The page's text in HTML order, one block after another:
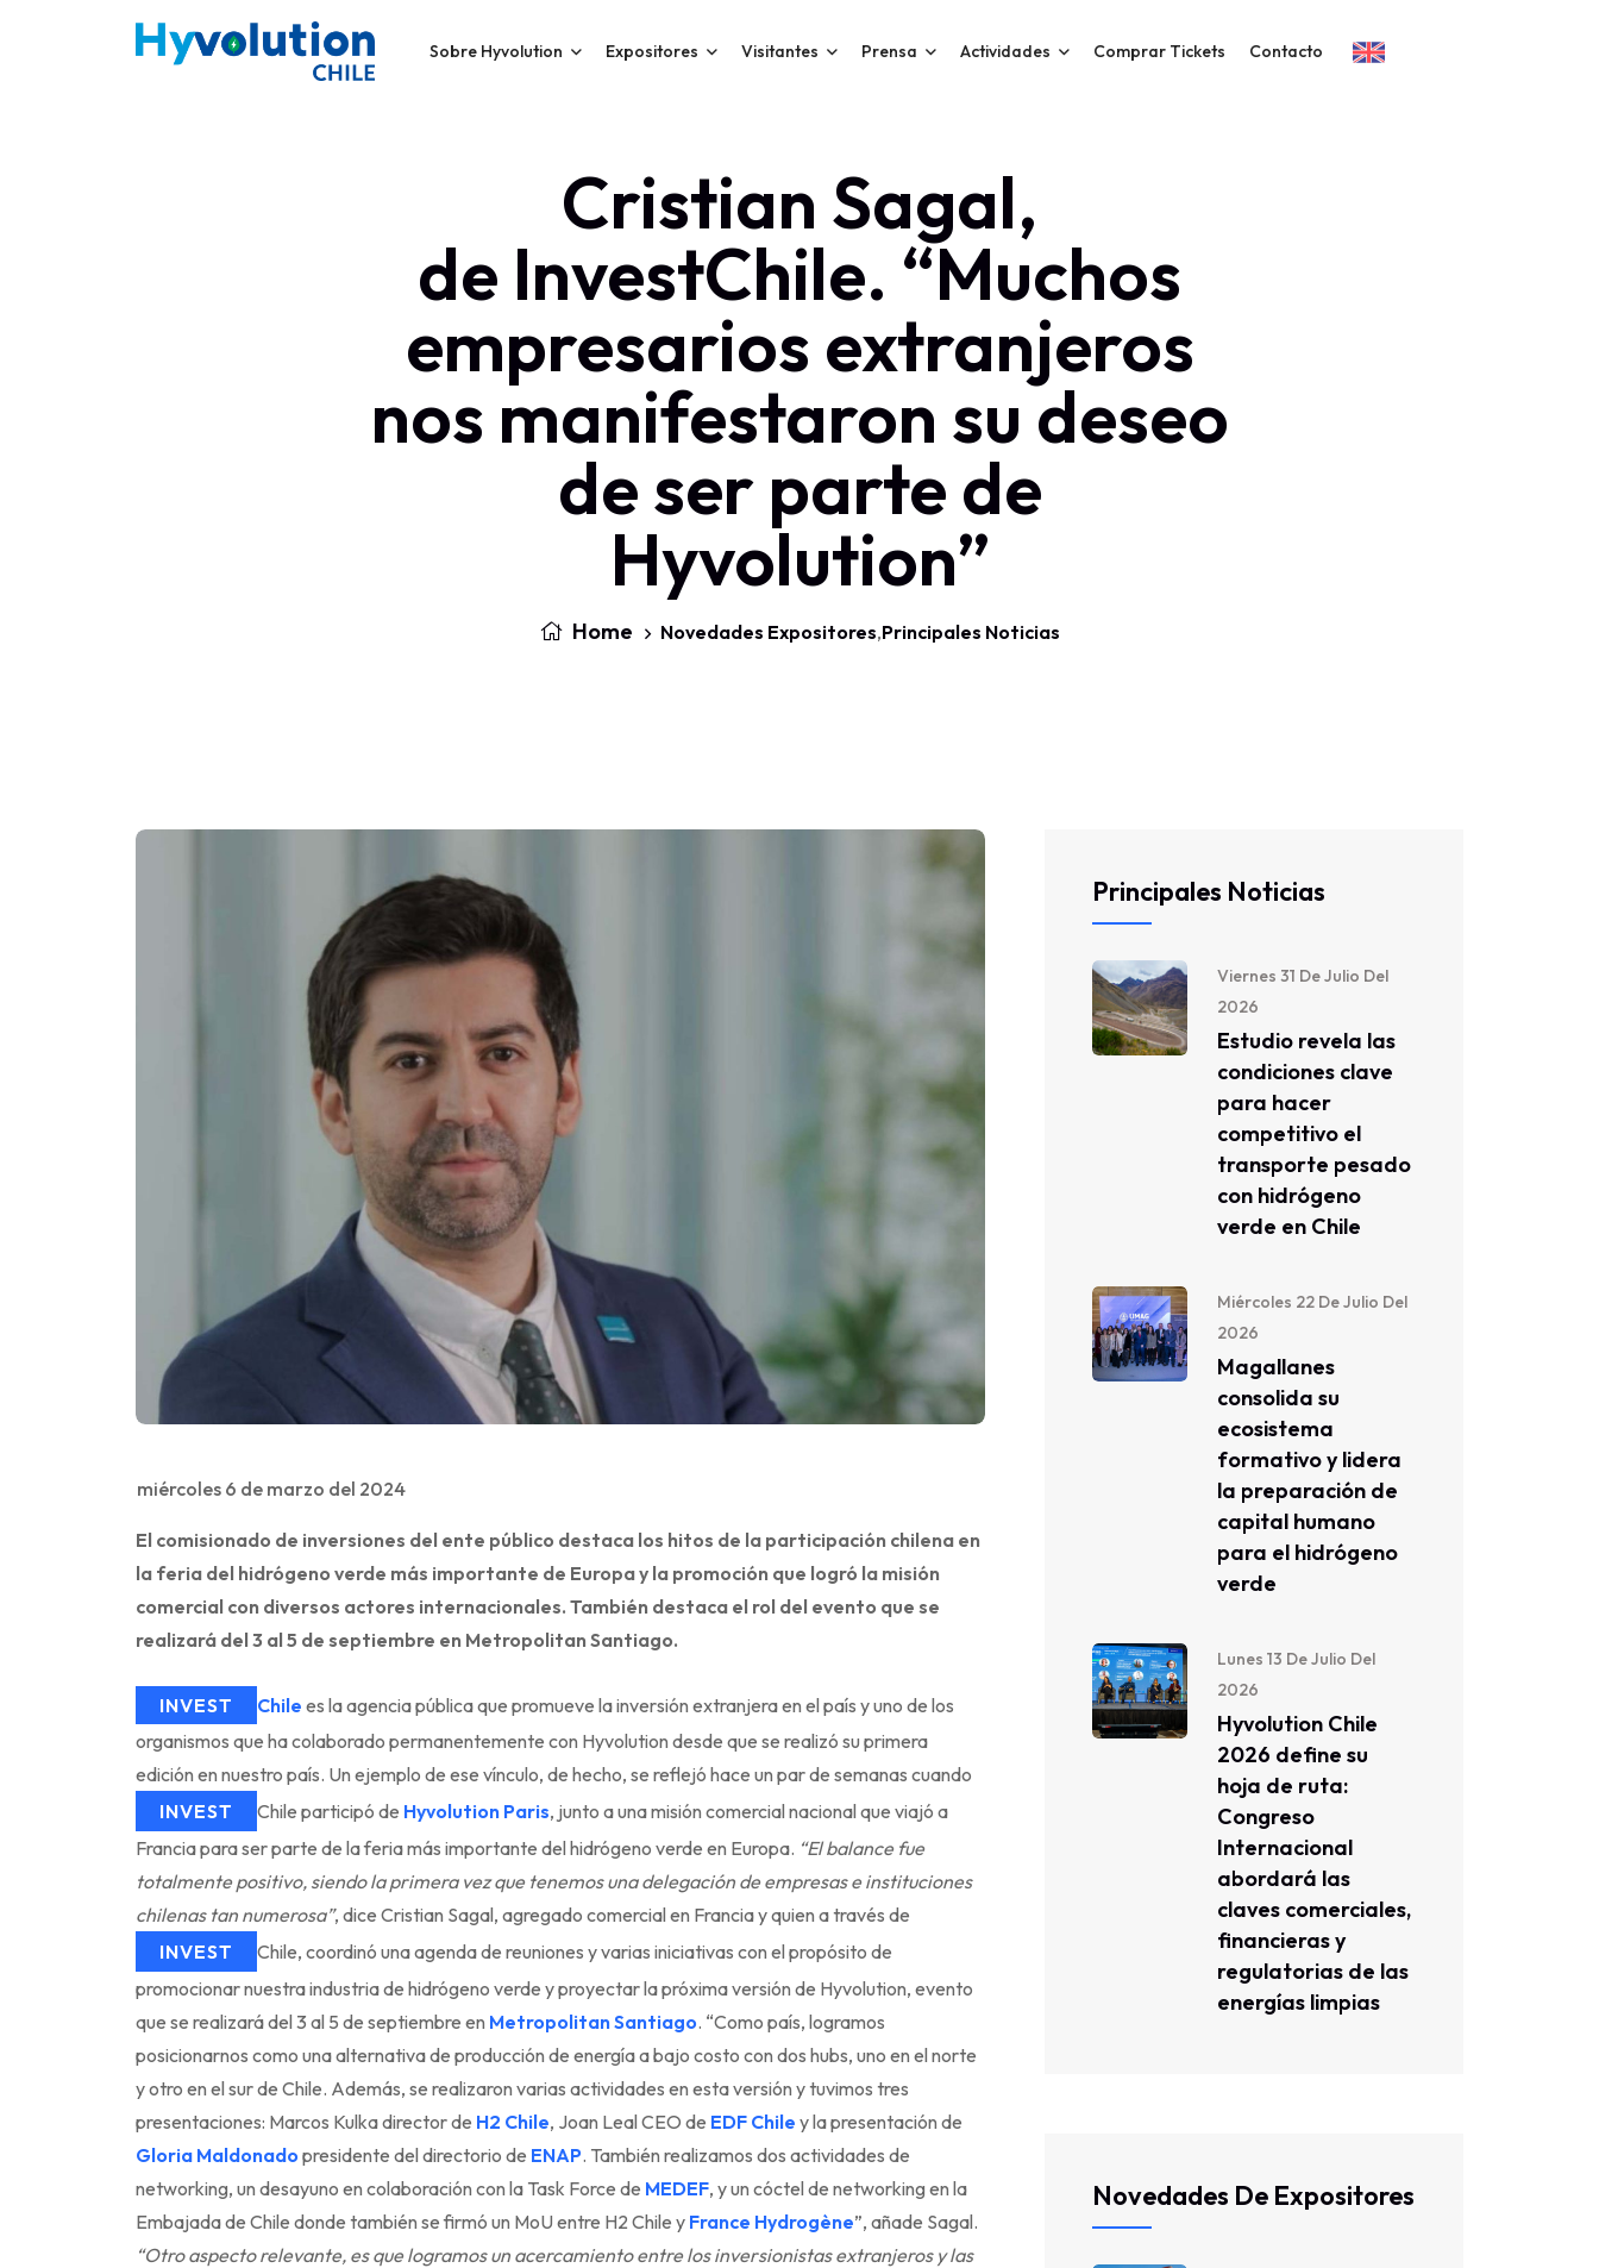
Sobre Hyvolution Expositores Visitantes Prensa Actividades Comprar Tickets Contacto
Cristian Sagal,
de InvestChile. “Muchos
empresarios extranjeros
nos manifestaron su deseo
de ser parte de
Hyvolution”
Home Novedades Expositores,Principales Noticias
miércoles 6 de marzo del 2024
El comisionado de inversiones del ente público destaca los hitos de la participación chilena en
la feria del hidrógeno verde más importante de Europa y la promoción que logró la misión
comercial con diversos actores internacionales. También destaca el rol del evento que se
realizará del 3 al 5 de septiembre en Metropolitan Santiago.
INVEST Chile es la agencia pública que promueve la inversión extranjera en el país y uno de los
organismos que ha colaborado permanentemente con Hyvolution desde que se realizó su primera
edición en nuestro país. Un ejemplo de ese vínculo, de hecho, se reflejó hace un par de semanas cuando
INVEST
Chile participó de Hyvolution Paris, junto a una misión comercial nacional que viajó a
Francia para ser parte de la feria más importante del hidrógeno verde en Europa. “El balance fue
totalmente positivo, siendo la primera vez que tenemos una delegación de empresas e instituciones
chilenas tan numerosa”, dice Cristian Sagal, agregado comercial en Francia y quien a través de
INVEST
Chile, coordinó una agenda de reuniones y varias iniciativas con el propósito de
promocionar nuestra industria de hidrógeno verde y proyectar la próxima versión de Hyvolution, evento
que se realizará del 3 al 5 de septiembre en Metropolitan Santiago. “Como país, logramos
posicionarnos como una alternativa de producción de energía a bajo costo con dos hubs, uno en el norte
y otro en el sur de Chile. Además, se realizaron varias actividades en esta versión y tuvimos tres
presentaciones: Marcos Kulka director de H2 Chile, Joan Leal CEO de EDF Chile y la presentación de
Gloria Maldonado presidente del directorio de ENAP. También realizamos dos actividades de
networking, un desayuno en colaboración con la Task Force de MEDEF, y un cóctel de networking en la
Embajada de Chile donde también se firmó un MoU entre H2 Chile y France Hydrogène”, añade Sagal.
“Otro aspecto relevante, es que logramos un acercamiento entre los inversionistas extranjeros y las
Principales Noticias
Viernes 31 De Julio Del
2026
Estudio revela las
condiciones clave
para hacer
competitivo el
transporte pesado
con hidrógeno
verde en Chile
Miércoles 22 De Julio Del
2026
Magallanes
consolida su
ecosistema
formativo y lidera
la preparación de
capital humano
para el hidrógeno
verde
Lunes 13 De Julio Del
2026
Hyvolution Chile
2026 define su
hoja de ruta:
Congreso
Internacional
abordará las
claves comerciales,
financieras y
regulatorias de las
energías limpias
Novedades De Expositores